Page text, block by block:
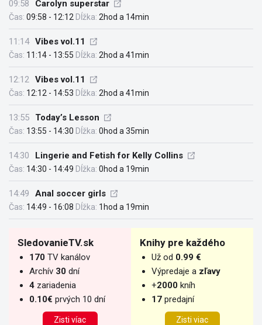
09:58 Carolyn superstar
Čas: 09:58 - 12:12 Dĺžka: 2hod a 14min
11:14 Vibes vol.11
Čas: 11:14 - 13:55 Dĺžka: 2hod a 41min
12:12 Vibes vol.11
Čas: 12:12 - 14:53 Dĺžka: 2hod a 41min
13:55 Today’s Lesson
Čas: 13:55 - 14:30 Dĺžka: 0hod a 35min
14:30 Lingerie and Fetish for Kelly Collins
Čas: 14:30 - 14:49 Dĺžka: 0hod a 19min
14:49 Anal soccer girls
Čas: 14:49 - 16:08 Dĺžka: 1hod a 19min
SledovanieTV.sk
170 TV kanálov
Archív 30 dní
4 zariadenia
0.10€ prvých 10 dní
Zisti víac
Knihy pre každého
Už od 0.99 €
Výpredaje a zľavy
+2000 kníh
17 predajní
Zisti viac